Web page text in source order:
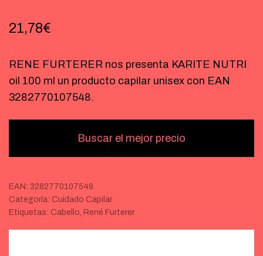
21,78€
RENE FURTERER nos presenta KARITE NUTRI
oil 100 ml un producto capilar unisex con EAN
3282770107548.
Buscar el mejor precio
EAN: 3282770107548
Categoría: Cuidado Capilar
Etiquetas: Cabello, René Furterer